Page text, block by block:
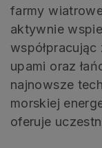
farmy
aktywnie
upami oraz
najnowsze
morskiej
oferuje